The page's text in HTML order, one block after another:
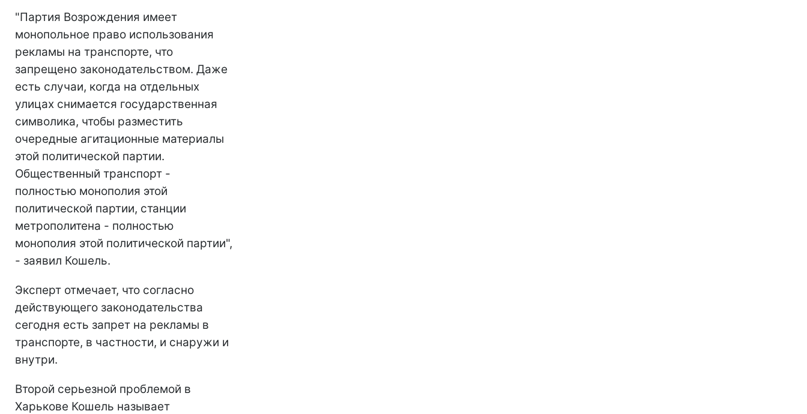
"Партия Возрождения имеет
монопольное право использования
рекламы на транспорте, что
запрещено законодательством. Даже
есть случаи, когда на отдельных
улицах снимается государственная
символика, чтобы разместить
очередные агитационные материалы
этой политической партии.
Общественный транспорт -
полностью монополия этой
политической партии, станции
метрополитена - полностью
монополия этой политической партии",
- заявил Кошель.
Эксперт отмечает, что согласно
действующего законодательства
сегодня есть запрет на рекламы в
транспорте, в частности, и снаружи и
внутри.
Второй серьезной проблемой в
Харькове Кошель называет